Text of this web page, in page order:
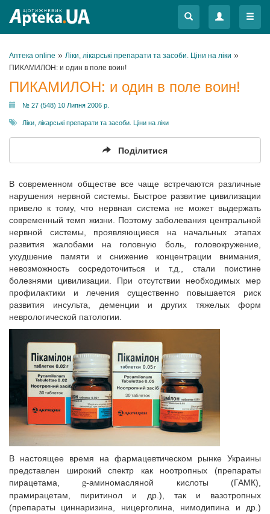
Меню
Меню
Аптека online » Ліки, лікарські препарати та засоби. Ціни на ліки »
ПИКАМИЛОН: и один в поле воин!
ПИКАМИЛОН: и один в поле воин!
№ 27 (548) 10 Липня 2006 р.
Ліки, лікарські препарати та засоби. Ціни на ліки
Поділитися
В современном обществе все чаще встречаются различные
нарушения нервной системы. Быстрое развитие цивилизации
привело к тому, что нервная система не может выдержать
современный темп жизни. Поэтому заболевания центральной
нервной системы, проявляющиеся на начальных этапах
развития жалобами на головную боль, головокружение,
ухудшение памяти и снижение концентрации внимания,
невозможность сосредоточиться и т.д., стали поистине
болезнями цивилизации. При отсyтствии необходимых мер
профилактики и лечения существенно повышается риск
развития инсульта, деменции и других тяжелых форм
неврологической патологии.
В настоящее время на фармацевтическом рынке Украины
представлен широкий спектр как ноотропных (препараты
пирацетама,g-аминомасляной кислоты (ГАМК),
прамирацетам, пиритинол и др.), так и вазотропных
(препараты циннаризина, ницерголина, нимодипина и др.)